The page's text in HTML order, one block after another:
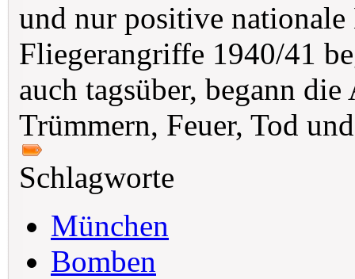
und nur positive
Fliegerangriffe 1940/41
auch tagsüber, begann
Trümmern, Feuer, Tod
Schlagworte
München
Bomben